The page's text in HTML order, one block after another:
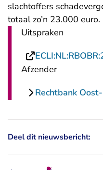
slachtoffers
totaal zo’n 23.000 euro.
Uitspraken
Afzender
Rechtbank
Deel dit nieuwsbericht: